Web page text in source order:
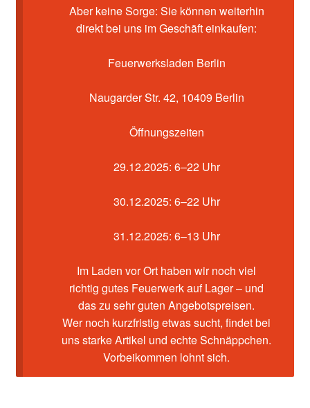
Aber keine Sorge: Sie können weiterhin
direkt bei uns im Geschäft einkaufen:
Feuerwerksladen Berlin
Naugarder Str. 42, 10409 Berlin
Öffnungszeiten
29.12.2025: 6–22 Uhr
30.12.2025: 6–22 Uhr
31.12.2025: 6–13 Uhr
Im Laden vor Ort haben wir noch viel
richtig gutes Feuerwerk auf Lager – und
das zu sehr guten Angebotspreisen.
Wer noch kurzfristig etwas sucht, findet bei
uns starke Artikel und echte Schnäppchen.
Vorbeikommen lohnt sich.